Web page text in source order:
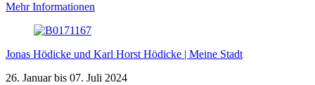
Mehr Informationen
Jonas Hödicke und Karl Horst Hödicke | Meine Stadt
26. Januar bis 07. Juli 2024